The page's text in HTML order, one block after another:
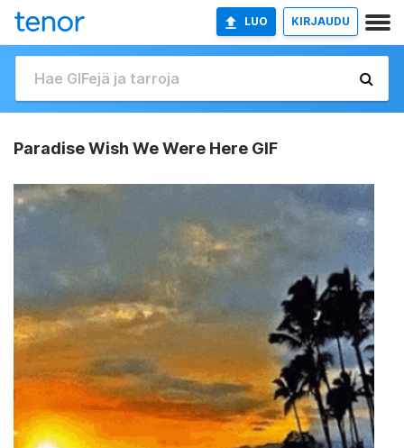
LUO KIRJAUDU
Paradise Wish We Were Here GIF